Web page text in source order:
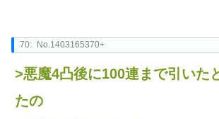
70: No.1403165370+
>悪魔4凸後に100連まで引いた
たの